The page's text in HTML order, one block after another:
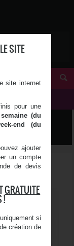
SITE
site internet
pour une
(du
end (du
ajouter
un compte
de devis
GRATUITE
!
si
création de